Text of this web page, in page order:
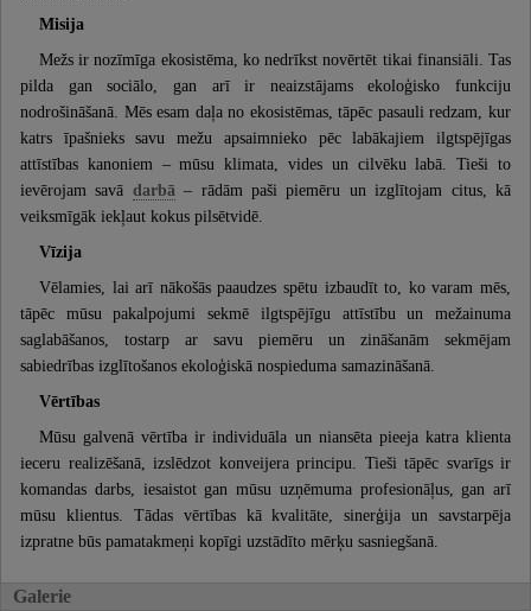
Misija
Mežs ir nozīmīga ekosistēma, ko nedrīkst novērtēt tikai finansiāli. Tas
pilda gan sociālo, gan arī ir neaizstājams ekoloģisko funkciju
nodrošināšanā. Mēs esam daļa no ekosistēmas, tāpēc pasauli redzam, kur
katrs īpašnieks savu mežu apsaimnieko pēc labākajiem ilgtspējīgas
attīstības kanoniem – mūsu klimata, vides un cilvēku labā. Tieši to
ievērojam savā darbā – rādām paši piemēru un izglītojam citus, kā
veiksmīgāk iekļaut kokus pilsētvidē.
Vīzija
Vēlamies, lai arī nākošās paaudzes spētu izbaudīt to, ko varam mēs,
tāpēc mūsu pakalpojumi sekmē ilgtspējīgu attīstību un mežainuma
saglabāšanos, tostarp ar savu piemēru un zināšanām sekmējam
sabiedrības izglītošanos ekoloģiskā nospieduma samazināšanā.
Vērtības
Mūsu galvenā vērtība ir individuāla un niansēta pieeja katra klienta
ieceru realizēšanā, izslēdzot konveijera principu. Tieši tāpēc svarīgs ir
komandas darbs, iesaistot gan mūsu uzņēmuma profesionāļus, gan arī
mūsu klientus. Tādas vērtības kā kvalitāte, sinerģija un savstarpēja
izpratne būs pamatakmeņi kopīgi uzstādīto mērķu sasniegšanā.
Galerie